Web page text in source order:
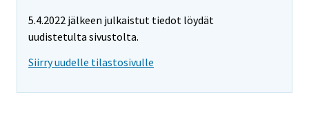
5.4.2022 jälkeen julkaistut tiedot löydät
uudistetulta sivustolta.
Siirry uudelle tilastosivulle